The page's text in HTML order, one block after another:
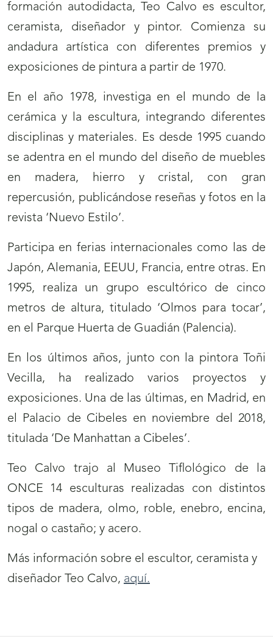
formación autodidacta, Teo Calvo es escultor,
ceramista, diseñador y pintor. Comienza su
andadura artística con diferentes premios y
exposiciones de pintura a partir de 1970.
En el año 1978, investiga en el mundo de la
cerámica y la escultura, integrando diferentes
disciplinas y materiales. Es desde 1995 cuando
se adentra en el mundo del diseño de muebles
en madera, hierro y cristal, con gran
repercusión, publicándose reseñas y fotos en la
revista ‘Nuevo Estilo’.
Participa en ferias internacionales como las de
Japón, Alemania, EEUU, Francia, entre otras. En
1995, realiza un grupo escultórico de cinco
metros de altura, titulado ‘Olmos para tocar’,
en el Parque Huerta de Guadián (Palencia).
En los últimos años, junto con la pintora Toñi
Vecilla, ha realizado varios proyectos y
exposiciones. Una de las últimas, en Madrid, en
el Palacio de Cibeles en noviembre del 2018,
titulada ‘De Manhattan a Cibeles’.
Teo Calvo trajo al Museo Tiflológico de la
ONCE 14 esculturas realizadas con distintos
tipos de madera, olmo, roble, enebro, encina,
nogal o castaño; y acero.
Más información sobre el escultor, ceramista y
diseñador Teo Calvo, aquí.